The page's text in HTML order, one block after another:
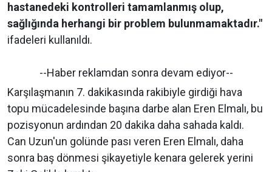
hastanedeki kontrolleri tamamlanmış olup,
sağlığında herhangi bir problem bulunmamaktadır."
ifadeleri kullanıldı.
--Haber reklamdan sonra devam ediyor--
Karşılaşmanın 7. dakikasında rakibiyle girdiği hava
topu mücadelesinde başına darbe alan Eren Elmalı, bu
pozisyonun ardından 20 dakika daha sahada kaldı.
Can Uzun'un golünde pası veren Eren Elmalı, daha
sonra baş dönmesi şikayetiyle kenara gelerek yerini